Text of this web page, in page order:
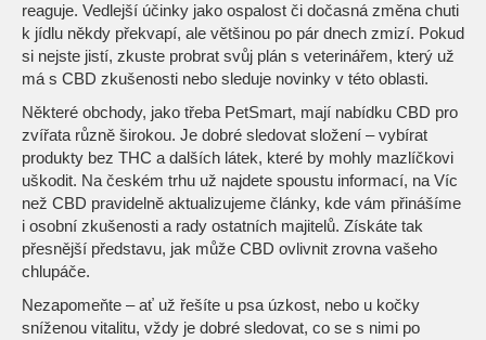
reaguje. Vedlejší účinky jako ospalost či dočasná změna chuti
k jídlu někdy překvapí, ale většinou po pár dnech zmizí. Pokud
si nejste jistí, zkuste probrat svůj plán s veterinářem, který už
má s CBD zkušenosti nebo sleduje novinky v této oblasti.
Některé obchody, jako třeba PetSmart, mají nabídku CBD pro
zvířata různě širokou. Je dobré sledovat složení – vybírat
produkty bez THC a dalších látek, které by mohly mazlíčkovi
uškodit. Na českém trhu už najdete spoustu informací, na Víc
než CBD pravidelně aktualizujeme články, kde vám přinášíme
i osobní zkušenosti a rady ostatních majitelů. Získáte tak
přesnější představu, jak může CBD ovlivnit zrovna vašeho
chlupáče.
Nezapomeňte – ať už řešíte u psa úzkost, nebo u kočky
sníženou vitalitu, vždy je dobré sledovat, co se s nimi po